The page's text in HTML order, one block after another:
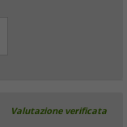
Valutazione verificata